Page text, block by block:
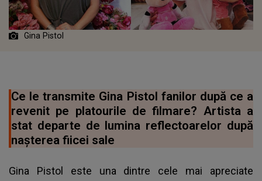
Gina Pistol
Ce le transmite Gina Pistol fanilor după ce a
revenit pe platourile de filmare? Artista a
stat departe de lumina reflectoarelor după
nașterea fiicei sale
Gina Pistol este una dintre cele mai apreciate